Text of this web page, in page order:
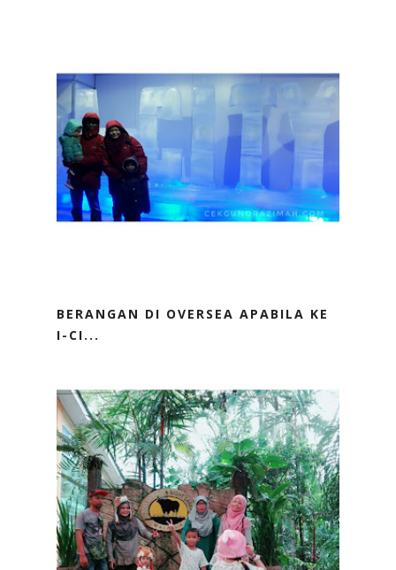
BERANGAN DI OVERSEA APABILA KE
I-CI...